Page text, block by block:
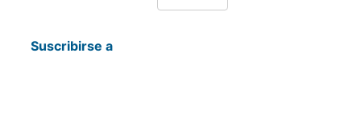
página
Suscribirse a